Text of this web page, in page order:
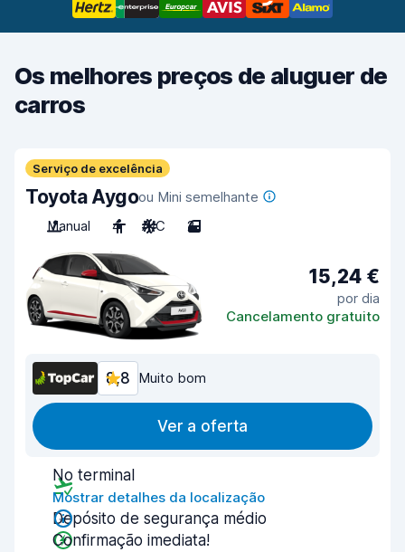
Os melhores preços de aluguer de
carros
Serviço de excelência
Toyota Aygoou Mini semelhante
Manual
4 A/C 2
15,24 €
por dia
Cancelamento gratuito
8,8 Muito bom
Ver a oferta
No terminal
Mostrar detalhes da localização
Depósito de segurança médio
Confirmação imediata!